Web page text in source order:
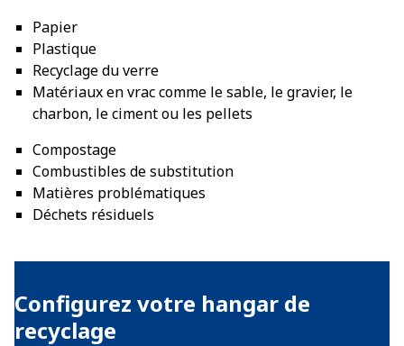
Papier
Plastique
Recyclage du verre
Matériaux en vrac comme le sable, le gravier, le
charbon, le ciment ou les pellets
Compostage
Combustibles de substitution
Matières problématiques
Déchets résiduels
Configurez votre hangar de
recyclage